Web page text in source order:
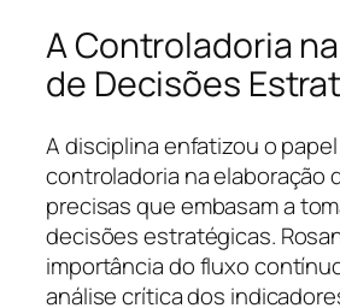
A Controladoria
de Decisões
A disciplina enfatizou o
controladoria na elaboração
precisas que embasam a
decisões estratégicas.
importância do fluxo
análise crítica dos